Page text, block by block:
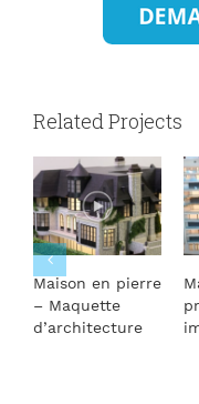
Related Projects
Maison en pierre
– Maquette
d’architecture